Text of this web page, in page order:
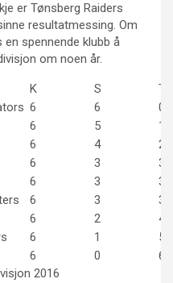
er Tønsberg Raiders
resultatmessing. Om
spennende klubb å
om noen år.
K S
T
6 6
0
6 5
1
6 4
2
6 3
3
6 3
3
6 3
3
6 2
4
6 1
5
6 0
6
2016